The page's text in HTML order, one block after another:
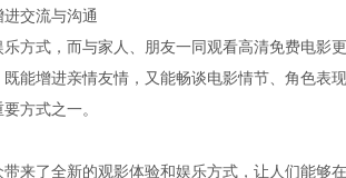
交流与沟通
方式，而与家人、朋友一同观看高清免费电影
能增进亲情友情，又能畅谈电影情节、角色表
方式之一。
来了全新的观影体验和娱乐方式，让人们能够